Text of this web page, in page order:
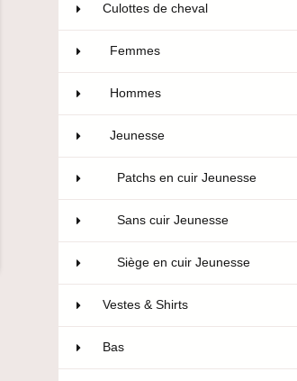
Culottes de cheval
Femmes
Hommes
Jeunesse
Patchs en cuir Jeunesse
Sans cuir Jeunesse
Siège en cuir Jeunesse
Vestes & Shirts
Bas